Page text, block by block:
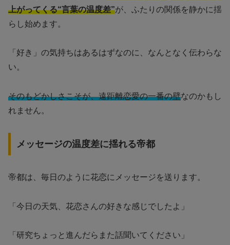
上がってくる“言葉の温度差”が、ふたりの関係を静かに揺
らし始めます。
「好き」の気持ちはあるはずなのに、なんとなく伝わらな
い。
そのもどかしさこそが、遠距離恋愛の一番の壁なのかもし
れません。
メッセージの温度差に揺れる帝都
帝都は、毎日のように花恋にメッセージを送ります。
「今日の天気、花恋さんの好きな感じでしたよ」
「研究ちょっと進んだらまた話聞いてください」